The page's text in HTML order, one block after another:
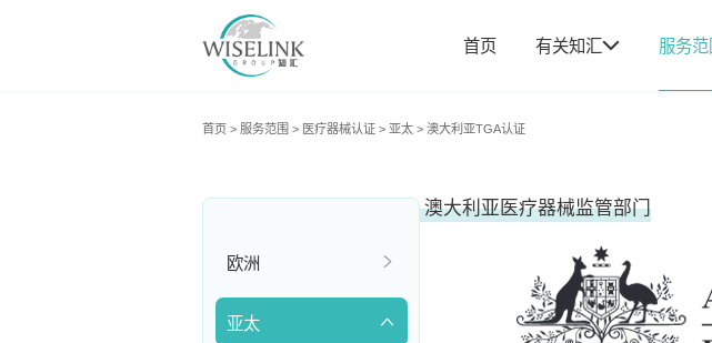
首页 有关知汇 服务范
首页 > 服务范围 > 医疗器械认证 > 亚太 > 澳大利亚TGA认证
欧洲
亚太
澳大利亚医疗器械监管部门